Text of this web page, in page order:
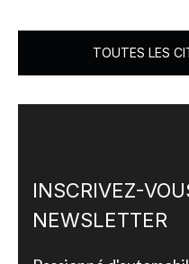
TOUTES LES
INSCRIVEZ-
NEWSLETTER